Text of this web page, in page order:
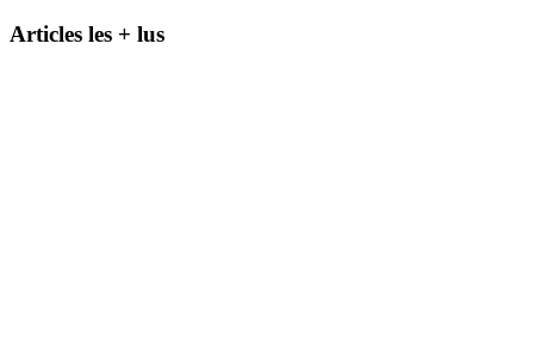
Articles les + lus